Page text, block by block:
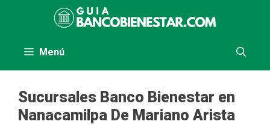
Menú
Sucursales Banco Bienestar en
Nanacamilpa De Mariano Arista